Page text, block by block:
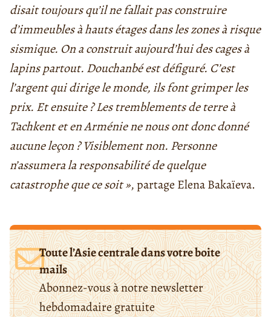
disait toujours qu’il ne fallait pas construire
d’immeubles à hauts étages dans les zones à risque
sismique. On a construit aujourd’hui des cages à
lapins partout. Douchanbé est défiguré. C’est
l’argent qui dirige le monde, ils font grimper les
prix. Et ensuite ? Les tremblements de terre à
Tachkent et en Arménie ne nous ont donc donné
aucune leçon ? Visiblement non. Personne
n’assumera la responsabilité de quelque
catastrophe que ce soit », partage Elena Bakaïeva.
Toute l’Asie centrale dans votre boite
mails
Abonnez-vous à notre newsletter
hebdomadaire gratuite